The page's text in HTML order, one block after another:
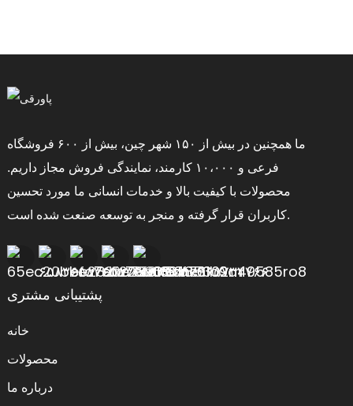
ما همچنین در بیش از ۱۵۰ شهر چین، بیش از ۶۰۰ فروشگاه
فرعی و ۱۰،۰۰۰ کارمند، نمایندگی فروش مجاز داریم.
محصولات با کیفیت بالا و خدمات انسانی ما مورد تحسین
کاربران قرار گرفته و منجر به توسعه صنعت شده است.
پشتیبانی مشتری
خانه
محصولات
درباره ما